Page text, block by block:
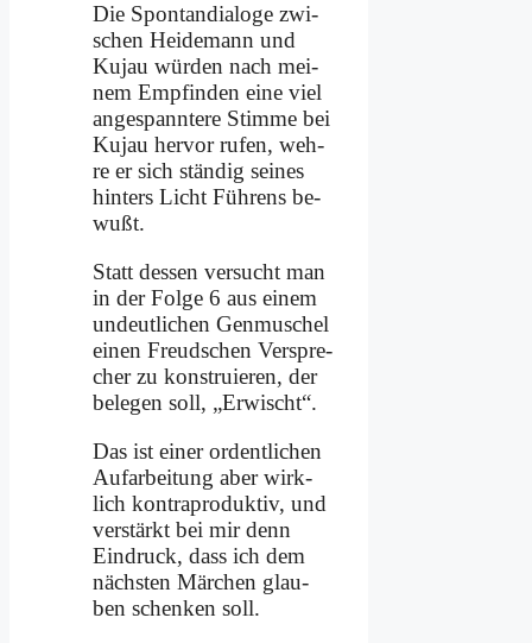
Die Spon­tan­dia­lo­ge zwi­
schen Hei­de­mann und
Ku­jau wür­den nach mei­
nem Emp­fin­den ei­ne viel
an­ge­spann­te­re Stim­me bei
Ku­jau her­vor ru­fen, weh­
re er sich stän­dig sei­nes
hin­ters Licht Füh­rens be­
wußt.
Statt des­sen ver­sucht man
in der Fol­ge 6 aus ei­nem
un­deut­li­chen Gen­mu­schel
ei­nen Freud­schen Ver­spre­
cher zu kon­stru­ie­ren, der
be­le­gen soll, „Er­wischt“.
Das ist ei­ner or­dent­li­chen
Auf­ar­bei­tung aber wirk­
lich kon­tra­pro­duk­tiv, und
ver­stärkt bei mir denn
Ein­druck, dass ich dem
näch­sten Mär­chen glau­
ben schen­ken soll.